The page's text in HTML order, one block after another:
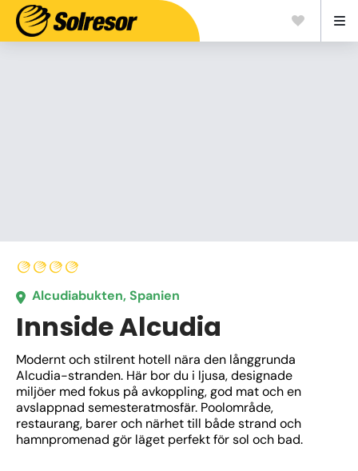
Alcudiabukten, Spanien
Innside Alcudia
Modernt och stilrent hotell nära den långgrunda
Alcudia-stranden. Här bor du i ljusa, designade
miljöer med fokus på avkoppling, god mat och en
avslappnad semesteratmosfär. Poolområde,
restaurang, barer och närhet till både strand och
hamnpromenad gör läget perfekt för sol och bad.